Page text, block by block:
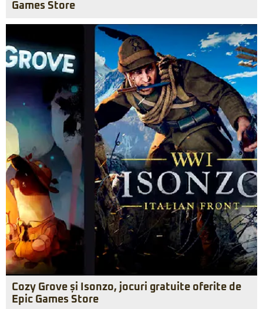
Games Store
Cozy Grove și Isonzo, jocuri gratuite oferite de
Epic Games Store